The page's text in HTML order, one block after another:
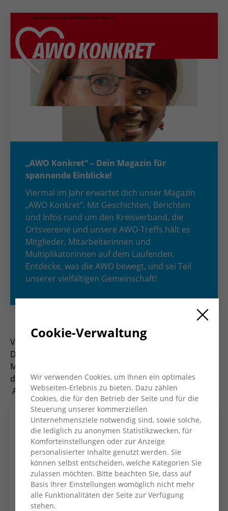
„AWO Konkret“ – Dein Magazin für
spannende Einblicke!
Viermal im Jahr erwartet dich unser Magazin
„AWO Konkret“. Mit Geschichten, Berichten
und Infos rund um den Kreisverband, die
Ortsvereine und unsere AWO-Treffs hält es
Mitglieder, Mitarbeiterinnen und
Multiplikatorinnen auf dem Laufenden.
Entdecke, was die AWO bewegt, und sei Teil
unserer vielfältigen Gemeinschaft!
Viermal im Jahr erscheint das Magazin „AWO Konkret“.
Das Heft informiert Mitglieder, Mitarbeiter*innen und
Multiplikator*innen und bietet Einblicke in die Arbeit
des Kreisverbandes und seiner Ortsvereine und
AWO-Treffs.
Cookie-Verwaltung
Wir verwenden Cookies, um Ihnen ein optimales
Webseiten-Erlebnis zu bieten. Dazu zählen
Cookies, die für den Betrieb der Seite und für die
Steuerung unserer kommerziellen
Unternehmensziele notwendig sind, sowie solche,
die lediglich zu anonymen Statistikzwecken, für
Komforteinstellungen oder zur Anzeige
personalisierter Inhalte genutzt werden. Sie
können selbst entscheiden, welche Kategorien Sie
zulassen möchten. Bitte beachten Sie, dass auf
Basis Ihrer Einstellungen womöglich nicht mehr
alle Funktionalitäten der Seite zur Verfügung
stehen.